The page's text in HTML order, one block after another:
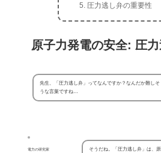
圧力逃し弁の重要性
原子力発電の安全: 圧
先生、「圧力逃し弁」ってなんですか？なんだか難しそ
うな言葉ですね…
電力の研究家
そうだね。「圧力逃し弁」は、